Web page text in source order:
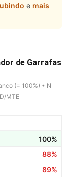
e mais
de Garrafas
(= 100%) • N
MTE
100%
88%
89%